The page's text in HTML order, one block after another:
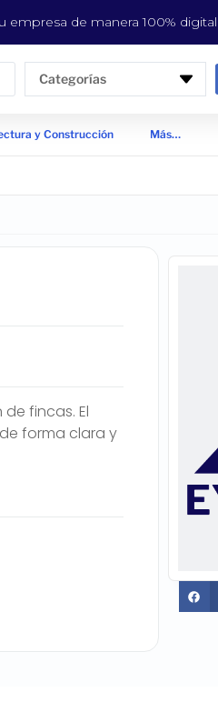
empresa de manera 100% digital
Categorías
y Construcción Más…
fincas. El
forma clara y